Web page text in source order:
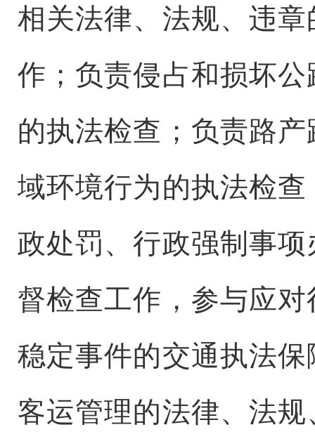
相关法律、法规、违
作；负责侵占和损坏
的执法检查；负责路
域环境行为的执法检
政处罚、行政强制事
督检查工作，参与应
稳定事件的交通执法
客运管理的法律、法